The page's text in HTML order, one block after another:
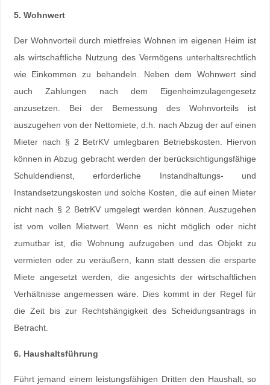
5. Wohnwert
Der Wohnvorteil durch mietfreies Wohnen im eigenen Heim ist
als wirtschaftliche Nutzung des Vermögens unterhaltsrechtlich
wie Einkommen zu behandeln. Neben dem Wohnwert sind
auch Zahlungen nach dem Eigenheimzulagengesetz
anzusetzen. Bei der Bemessung des Wohnvorteils ist
auszugehen von der Nettomiete, d.h. nach Abzug der auf einen
Mieter nach § 2 BetrKV umlegbaren Betriebskosten. Hiervon
können in Abzug gebracht werden der berücksichtigungsfähige
Schuldendienst, erforderliche Instandhaltungs- und
Instandsetzungskosten und solche Kosten, die auf einen Mieter
nicht nach § 2 BetrKV umgelegt werden können. Auszugehen
ist vom vollen Mietwert. Wenn es nicht möglich oder nicht
zumutbar ist, die Wohnung aufzugeben und das Objekt zu
vermieten oder zu veräußern, kann statt dessen die ersparte
Miete angesetzt werden, die angesichts der wirtschaftlichen
Verhältnisse angemessen wäre. Dies kommt in der Regel für
die Zeit bis zur Rechtshängigkeit des Scheidungsantrags in
Betracht.
6. Haushaltsführung
Führt jemand einem leistungsfähigen Dritten den Haushalt, so